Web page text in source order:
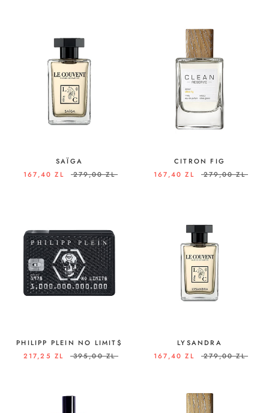
SAÏGA
167,40 ZL
279,00 ZL
CITRON FIG
167,40 ZL
279,00 ZL
PHILIPP PLEIN NO LIMIT$
217,25 ZL
395,00 ZL
LYSANDRA
167,40 ZL
279,00 ZL